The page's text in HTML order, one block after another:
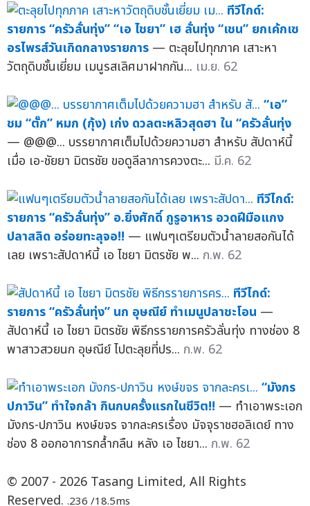
ทีวีไกด์:
รายการ “ครัวลั่นทุ่ง” “เอ ไชยา” เฮ ลั่นทุ่ง “เชน” ยกเค้กเซ
อรไพรส์วันเกิดกลางรายการ — ตะลุยไปทุกภาค เสาะหา
วัตถุดิบชั้นเยี่ยม เมนูรสเลิศมาฝากกัน... เม.ย. 62
“เอ”
ชม “ตั๊ก” หมก (กุ้ง) เก่ง ดวลตะหลิวสุดฮา ใน “ครัวลั่นทุ่ง
— @@@... บรรยากาศเต็มไปด้วยความฮา สำหรับ สัปดาห์นี้
เมื่อ เอ-ชัยยา มิตรชัย ขอดูลีลาการควงตะ... มี.ค. 62
ทีวีไกด์:
รายการ “ครัวลั่นทุ่ง” อ.ยิ่งศักดิ์ กูรูอาหาร อวดฝีมือแกง
ปลาสลิด อร่อยทะลุจอ!! — แฟนๆเตรียมตัวน้ำลายสอกันได้
เลย เพราะสัปดาห์นี้ เอ ไชยา มิตรชัย พ... ก.พ. 62
ทีวีไกด์:
รายการ “ครัวลั่นทุ่ง” นก อุษณีย์ ทำเมนูปลาชะโอน —
สัปดาห์นี้ เอ ไชยา มิตรชัย พิธีกรรายการครัวลั่นทุ่ง ทางช่อง 8
พาสาวสวยนก อุษณีย์ ไปตะลุยที่ปร... ก.พ. 62
“มังกร
ปภาวิน” ทำใจกล้า กินกบครั้งแรกในชีวิต!! — ทำเอาพระเอก
มังกร-ปภาวิน หงษ์ขจร จากละครเรื่อง มัจจุราชฮอลิเดย์ ทาง
ช่อง 8 ออกอาการกล้ำกลืน หลัง เอ ไชยา... ก.พ. 62
© 2007 - 2026 Tasang Limited, All Rights
Reserved. .236 /18.5ms